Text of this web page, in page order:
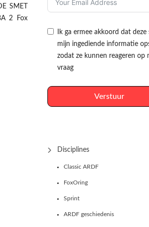
SMET
2 Fox
Ik ga ermee akkoord dat deze
mijn ingediende informatie
zodat ze kunnen reageren op
vraag
Verstuur
Disciplines
Classic ARDF
FoxOring
Sprint
ARDF geschiedenis